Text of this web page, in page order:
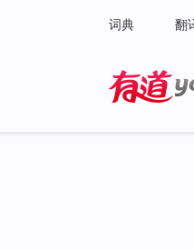
词典 翻